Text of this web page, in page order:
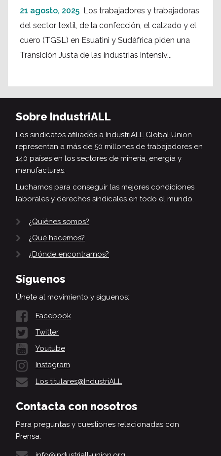
21 agosto, 2025 Los trabajadores y trabajadoras
del sector textil, de la confección, el calzado y el
cuero (TGSL) en Esuatini y Sudáfrica piden una
Transición Justa de las industrias intensiv...
Sobre IndustriALL
Los sindicatos afiliados a IndustriALL Global Union
representan a más de 50 millones de trabajadores en
140 países en los sectores de minería, energía y
manufacturas.
Luchamos para conseguir las mejores condiciones
laborales y derechos sindicales en todo el mundo.
¿Quiénes somos?
¿Qué hacemos?
¿Dónde encontrarnos?
Síguenos
Únete al movimiento y síguenos:
Facebook
Twitter
Youtube
Instagram
Los titulares@IndustriALL
Contacta con nosotros
Para preguntas y cuestiones relacionadas con
Prensa: